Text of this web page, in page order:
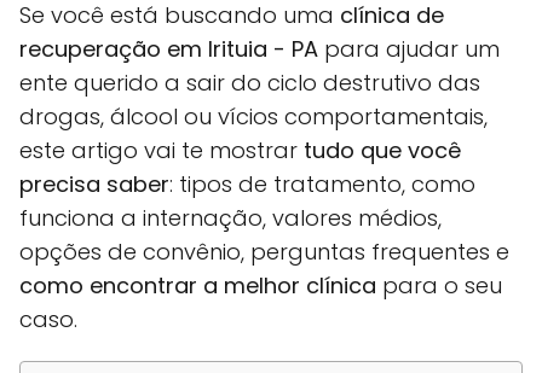
Se você está buscando uma clínica de
recuperação em Irituia - PA para ajudar um
ente querido a sair do ciclo destrutivo das
drogas, álcool ou vícios comportamentais,
este artigo vai te mostrar tudo que você
precisa saber: tipos de tratamento, como
funciona a internação, valores médios,
opções de convênio, perguntas frequentes e
como encontrar a melhor clínica para o seu
caso.